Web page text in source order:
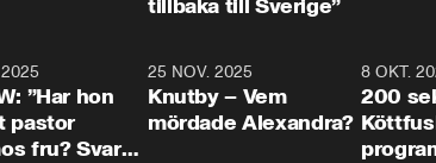
tillbaka till Sverige”
”Har hon
pastor
fru? Svar
31:05
25 NOV. 2025
Knutby – Vem
mördade Alexandra?
8 OKT.
200